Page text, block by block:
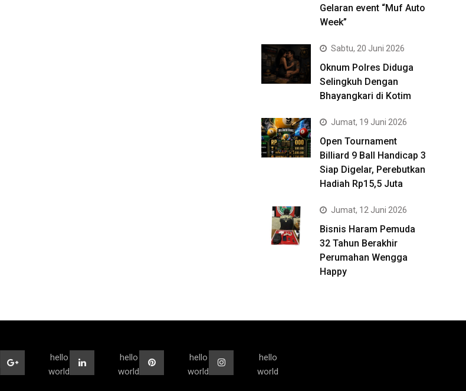
Gelaran event “Muf Auto
Week”
Sabtu, 20 Juni 2026
Oknum Polres Diduga
Selingkuh Dengan
Bhayangkari di Kotim
Jumat, 19 Juni 2026
Open Tournament
Billiard 9 Ball Handicap 3
Siap Digelar, Perebutkan
Hadiah Rp15,5 Juta
Jumat, 12 Juni 2026
Bisnis Haram Pemuda
32 Tahun Berakhir
Perumahan Wengga
Happy
hello
world
hello
world
hello
world
hello
world